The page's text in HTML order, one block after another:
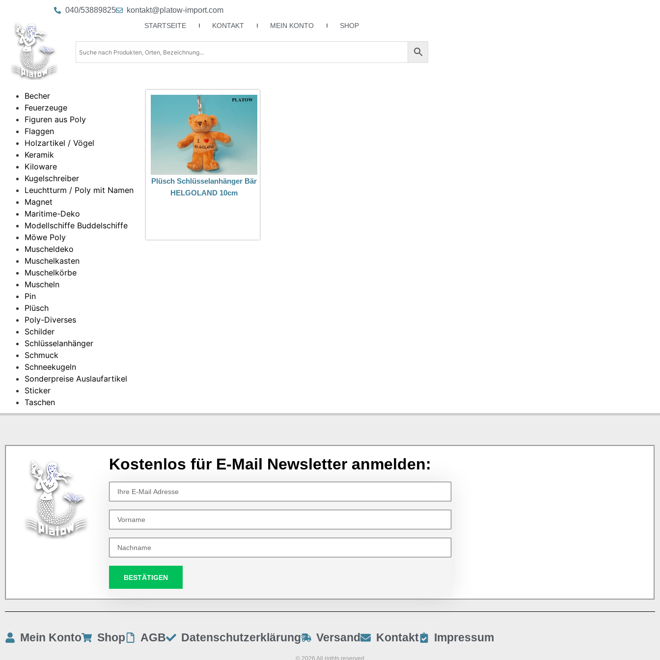
040/53889825 kontakt@platow-import.com
STARTSEITE KONTAKT MEIN KONTO SHOP
Becher
Feuerzeuge
Figuren aus Poly
Flaggen
Holzartikel / Vögel
Keramik
Kiloware
Kugelschreiber
Leuchtturm / Poly mit Namen
Magnet
Maritime-Deko
Modellschiffe Buddelschiffe
Möwe Poly
Muscheldeko
Muschelkasten
Muschelkörbe
Muscheln
Pin
Plüsch
Poly-Diverses
Schilder
Schlüsselanhänger
Schmuck
Schneekugeln
Sonderpreise Auslaufartikel
Sticker
Taschen
Plüsch Schlüsselanhänger Bär
HELGOLAND 10cm
Kostenlos für E-Mail Newsletter anmelden:
BESTÄTIGEN
Mein Konto Shop AGB Datenschutzerklärung Versand Kontakt Impressum